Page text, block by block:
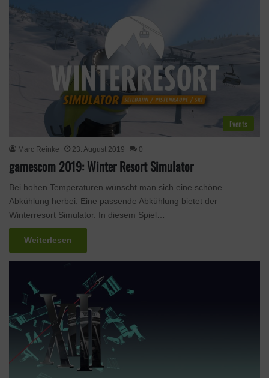
Events
Marc Reinke 23. August 2019 0
gamescom 2019: Winter Resort Simulator
Bei hohen Temperaturen wünscht man sich eine schöne
Abkühlung herbei. Eine passende Abkühlung bietet der
Winterresort Simulator. In diesem Spiel…
Weiterlesen